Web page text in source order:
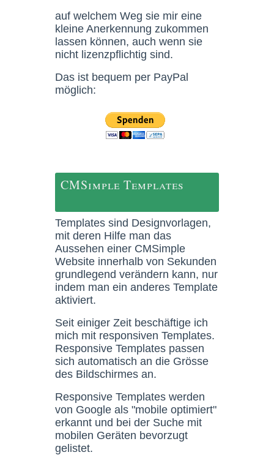
auf welchem Weg sie mir eine
kleine Anerkennung zukommen
lassen können, auch wenn sie
nicht lizenzpflichtig sind.
Das ist bequem per PayPal
möglich:
CMSimple Templates
Templates sind Designvorlagen,
mit deren Hilfe man das
Aussehen einer CMSimple
Website innerhalb von Sekunden
grundlegend verändern kann, nur
indem man ein anderes Template
aktiviert.
Seit einiger Zeit beschäftige ich
mich mit responsiven Templates.
Responsive Templates passen
sich automatisch an die Grösse
des Bildschirmes an.
Responsive Templates werden
von Google als "mobile optimiert"
erkannt und bei der Suche mit
mobilen Geräten bevorzugt
gelistet.